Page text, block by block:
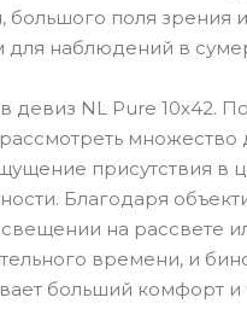
поля зрения
для наблюдений в
девиз NL Pure 10x42.
множество
присутствия в
Благодаря
на рассвете
времени, и
больший комфорт и